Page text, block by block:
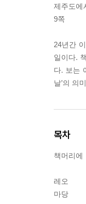
제주도에
9쪽
24년간
일이다.
다. 보는
날’의 의
목차
책머리에
레오
마당